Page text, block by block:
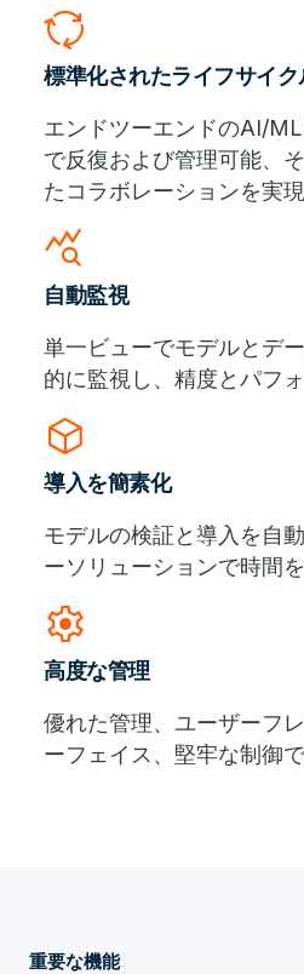
cycle
標準化されたライフサイク
エンドツーエンドのAI/
で反復および管理可能、
たコラボレーションを実現
query_stats
自動監視
単一ビューでモデルとデ
的に監視し、精度とパフ
deployed_code
導入を簡素化
モデルの検証と導入を自
ーソリューションで時間
settings
高度な管理
優れた管理、ユーザーフ
ーフェイス、堅牢な制御
重要な機能